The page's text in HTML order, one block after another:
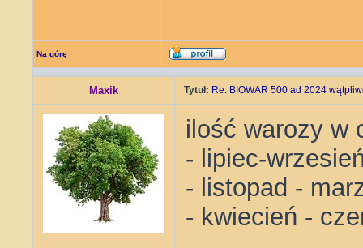
Na górę
Maxik Tytuł: Re: BIOWAR 500 ad 2024
ilość warozy w
- lipiec-
- listopad -
- kwiecień -